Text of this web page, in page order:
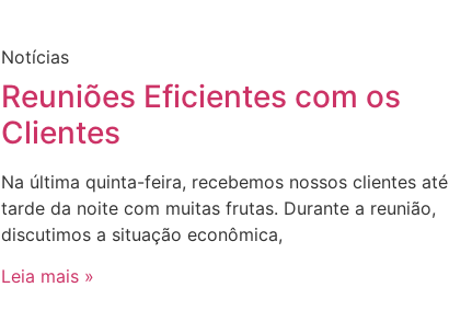
Notícias
Reuniões Eficientes com os
Clientes
Na última quinta-feira, recebemos nossos clientes até
tarde da noite com muitas frutas. Durante a reunião,
discutimos a situação econômica,
Leia mais »